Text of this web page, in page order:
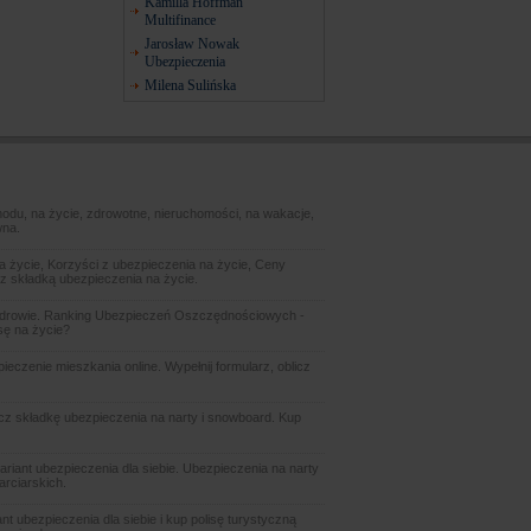
Multifinance
Jarosław Nowak
Ubezpieczenia
Milena Sulińska
na życie, zdrowotne, nieruchomości, na wakacje,
życie, Korzyści z ubezpieczenia na życie, Ceny
ubezpieczenia na życie.
Ranking Ubezpieczeń Oszczędnościowych -
na życie?
mieszkania online. Wypełnij formularz, oblicz
składkę ubezpieczenia na narty i snowboard. Kup
ubezpieczenia dla siebie. Ubezpieczenia na narty
ubezpieczenia dla siebie i kup polisę turystyczną